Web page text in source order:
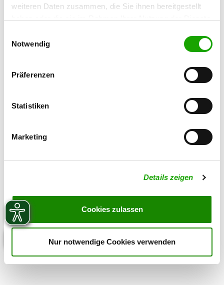
weiteren Daten zusammen, die Sie ihnen bereitgestellt
Cookies, wenn Sie unsere Webseite weiterhin nutzen.
Notwendig
Präferenzen
Statistiken
Marketing
Details zeigen
Cookies zulassen
Nur notwendige Cookies verwenden
Kontakt